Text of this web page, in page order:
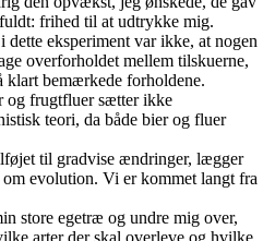
frihed til at udtrykke mig.
dette eksperiment var ikke, at nogen
overforholdet mellem tilskuerne,
klart bemærkede forholdene.
og frugtfluer sætter ikke
teori, da både bier og fluer
til gradvise ændringer, lægger
evolution. Vi er kommet langt fra
store egetræ og undre mig over,
arter der skal overleve og hvilke